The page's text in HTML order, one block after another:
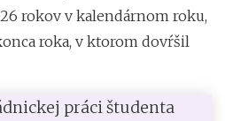
rokov v kalendárnom roku,
roka, v ktorom dovŕšil
práci študenta